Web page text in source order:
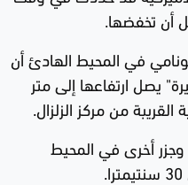
في المحيط الهادئ أن
يصل ارتفاعها إلى متر
من مركز الزلزال.
وجزر أخرى في المحيط